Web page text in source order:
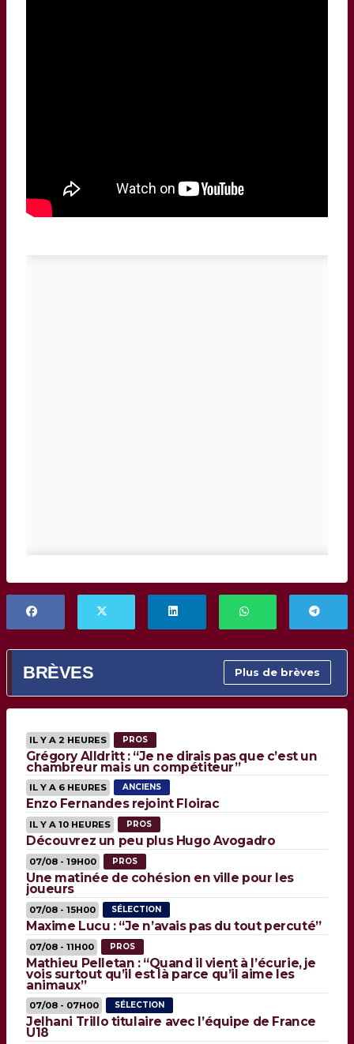
BRÈVES Plus de brèves
IL Y A 2 HEURES PROS
Grégory Alldritt : “Je ne dirais pas que c’est un
chambreur mais un compétiteur”
IL Y A 6 HEURES ANCIENS
Enzo Fernandes rejoint Floirac
IL Y A 10 HEURES PROS
Découvrez un peu plus Hugo Avogadro
07/08 - 19H00 PROS
Une matinée de cohésion en ville pour les
joueurs
07/08 - 15H00 SÉLECTION
Maxime Lucu : “Je n’avais pas du tout percuté”
07/08 - 11H00 PROS
Mathieu Pelletan : “Quand il vient à l’écurie, je
vois surtout qu’il est là parce qu’il aime les
animaux”
07/08 - 07H00 SÉLECTION
Jelhani Trillo titulaire avec l’équipe de France
U18